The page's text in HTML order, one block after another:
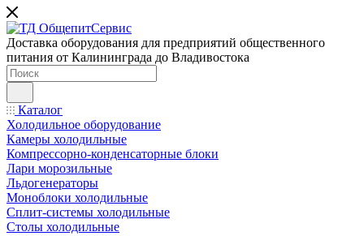
Доставка оборудования для предприятий общественного
питания от Калининграда до Владивостока
Каталог
Холодильное оборудование
Камеры холодильные
Компрессорно-конденсаторные блоки
Лари морозильные
Льдогенераторы
Моноблоки холодильные
Сплит-системы холодильные
Столы холодильные